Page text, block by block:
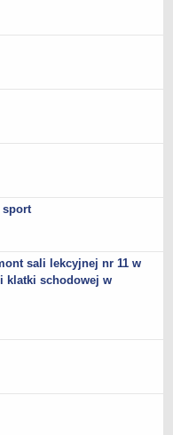
sport
sali lekcyjnej nr 11 w
klatki schodowej w